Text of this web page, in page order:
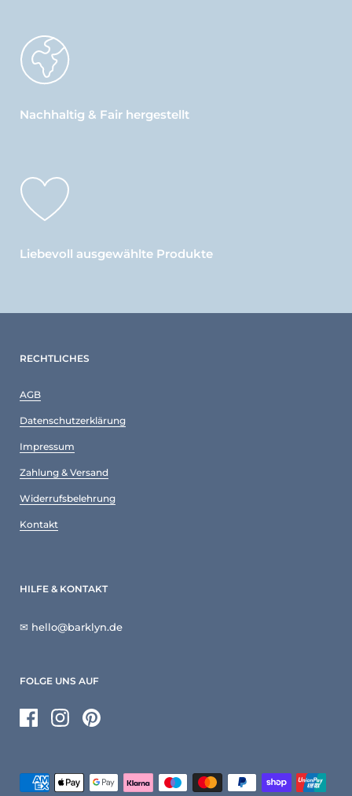
Nachhaltig & Fair hergestellt
Liebevoll ausgewählte Produkte
RECHTLICHES
AGB
Datenschutzerklärung
Impressum
Zahlung & Versand
Widerrufsbelehrung
Kontakt
HILFE & KONTAKT
✉ hello@barklyn.de
FOLGE UNS AUF
FacebookInstagramPinterest